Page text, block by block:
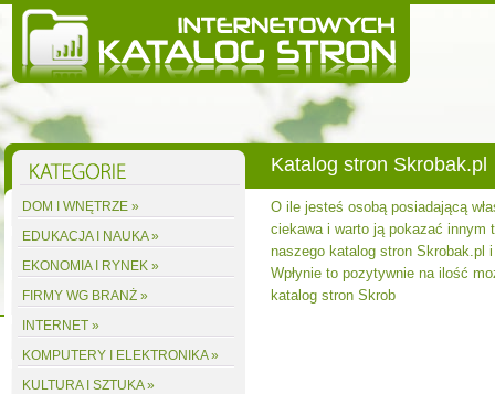
Katalog stron Skrobak.pl
O ile jesteś osobą posiadającą
ciekawa i warto ją pokazać innym
naszego katalog stron Skrobak.pl
Wpłynie to pozytywnie na ilość
katalog stron Skrob
DOM I WNĘTRZE »
EDUKACJA I NAUKA »
EKONOMIA I RYNEK »
FIRMY WG BRANŻ »
INTERNET »
KOMPUTERY I ELEKTRONIKA »
KULTURA I SZTUKA »